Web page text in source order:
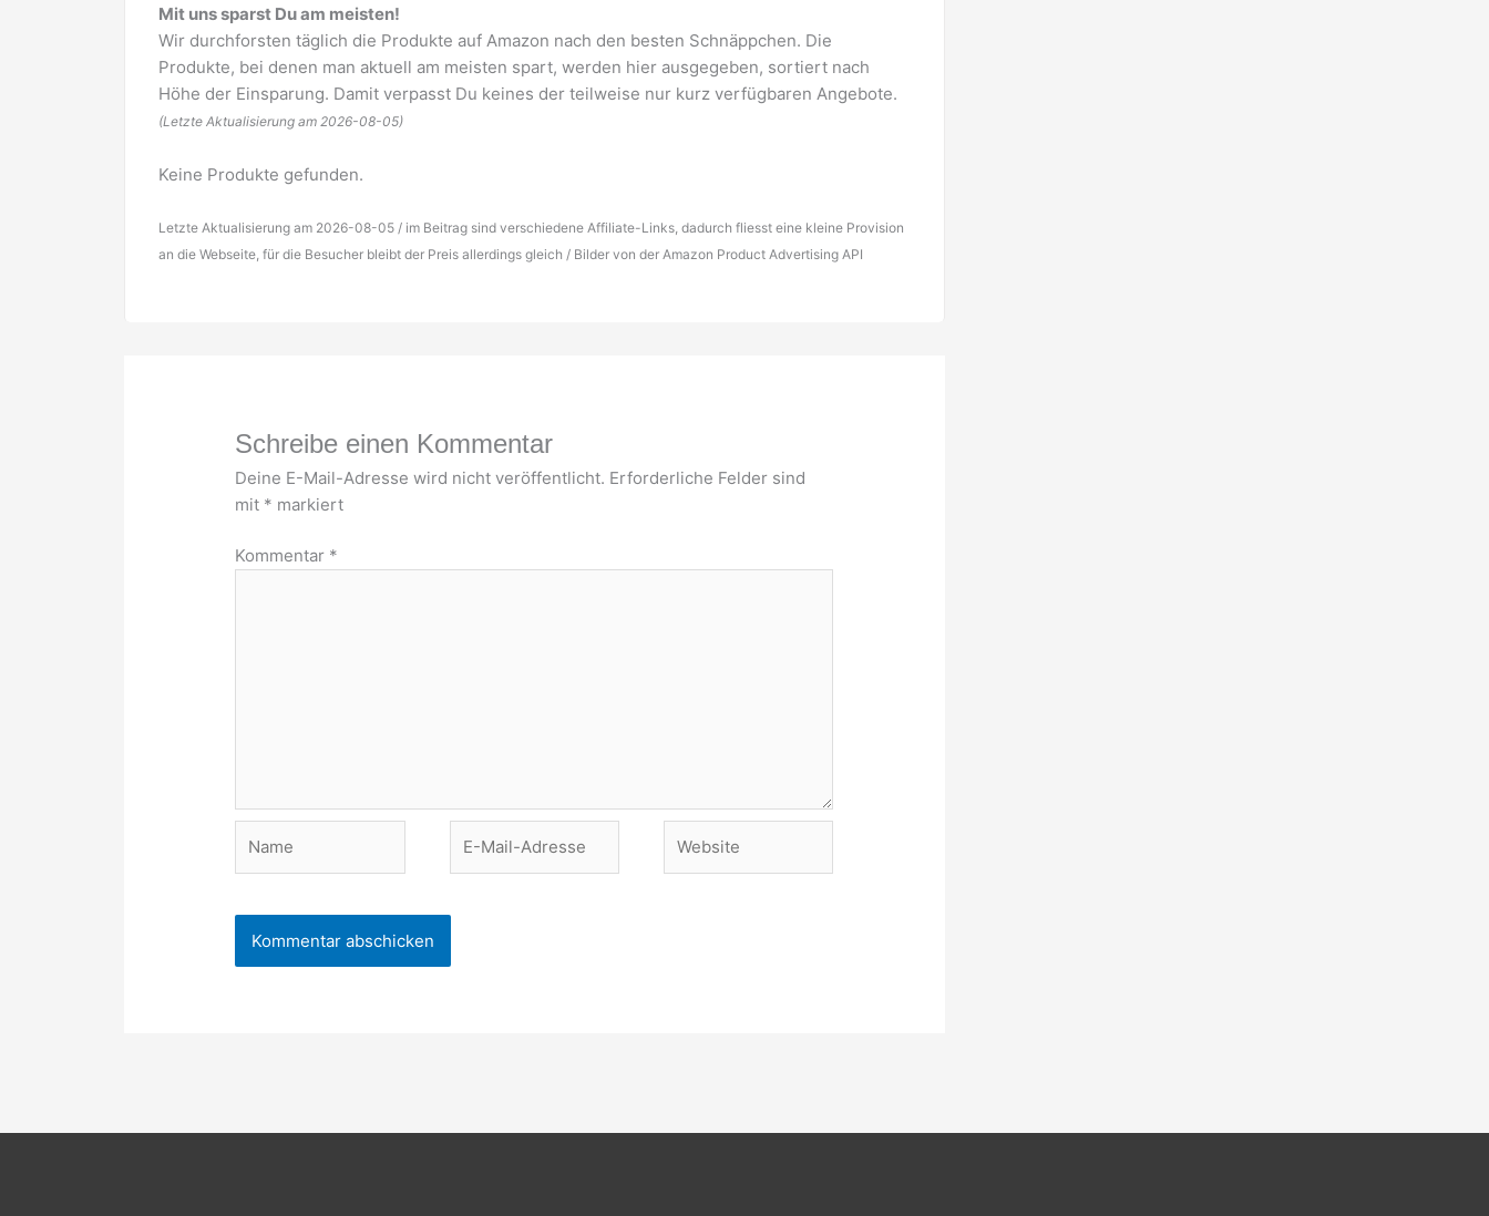
Mit uns sparst Du am meisten!
Wir durchforsten täglich die Produkte auf Amazon nach den besten Schnäppchen. Die
Produkte, bei denen man aktuell am meisten spart, werden hier ausgegeben, sortiert nach
Höhe der Einsparung. Damit verpasst Du keines der teilweise nur kurz verfügbaren Angebote.
(Letzte Aktualisierung am 2026-08-05)
Keine Produkte gefunden.
Letzte Aktualisierung am 2026-08-05 / im Beitrag sind verschiedene Affiliate-Links, dadurch fliesst eine kleine Provision
an die Webseite, für die Besucher bleibt der Preis allerdings gleich / Bilder von der Amazon Product Advertising API
Schreibe einen Kommentar
Deine E-Mail-Adresse wird nicht veröffentlicht. Erforderliche Felder sind
mit * markiert
Kommentar *
Mail-